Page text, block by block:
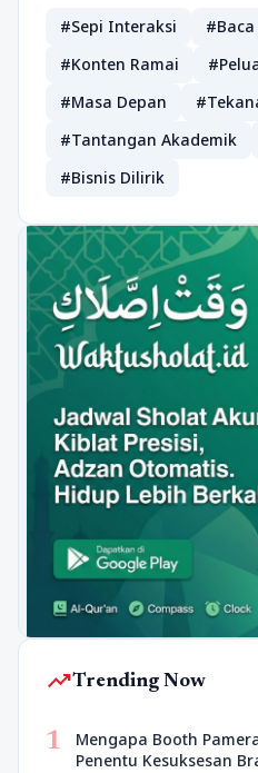
#Sepi Interaksi
#Baca
#Konten Ramai
#Masa Depan
#Tantangan Akademik
#Bisnis Dilirik
trending_upTrending Now
1
Mengapa Booth
Penentu Kesuksesan